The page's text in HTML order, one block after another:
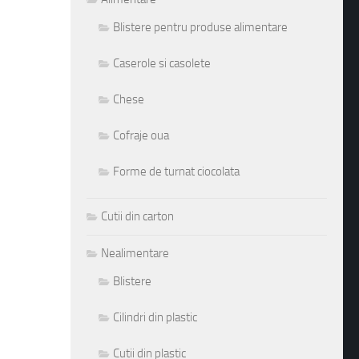
Blistere pentru produse alimentare
Caserole si casolete
Chese
Cofraje oua
Forme de turnat ciocolata
Cutii din carton
Nealimentare
Blistere
Cilindri din plastic
Cutii din plastic